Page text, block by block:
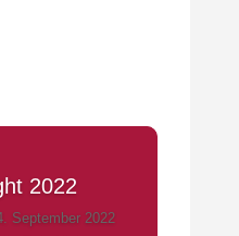
2022
September 2022